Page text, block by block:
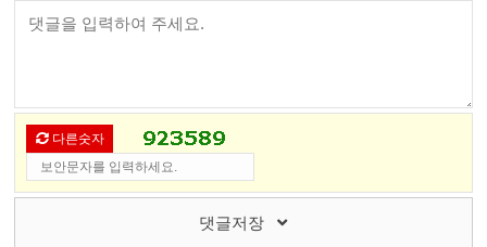
다른숫자
댓글저장